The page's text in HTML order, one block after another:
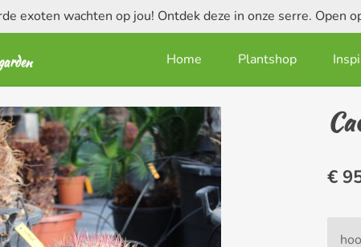
exoten wachten op jou! Ontdek deze in onze serre. Open
Home Plantshop
€